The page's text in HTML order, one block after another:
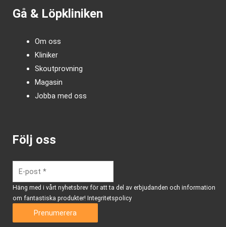
Gå & Löpkliniken
Om oss
Kliniker
Skoutprovning
Magasin
Jobba med oss
Följ oss
Häng med i vårt nyhetsbrev för att ta del av erbjudanden och information
om fantastiska produkter! Integritetspolicy